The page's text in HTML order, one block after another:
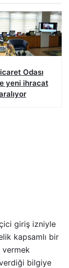
Odası
yeni ihracat
giriş izniyle
kapsamlı bir
vermek
bilgiye